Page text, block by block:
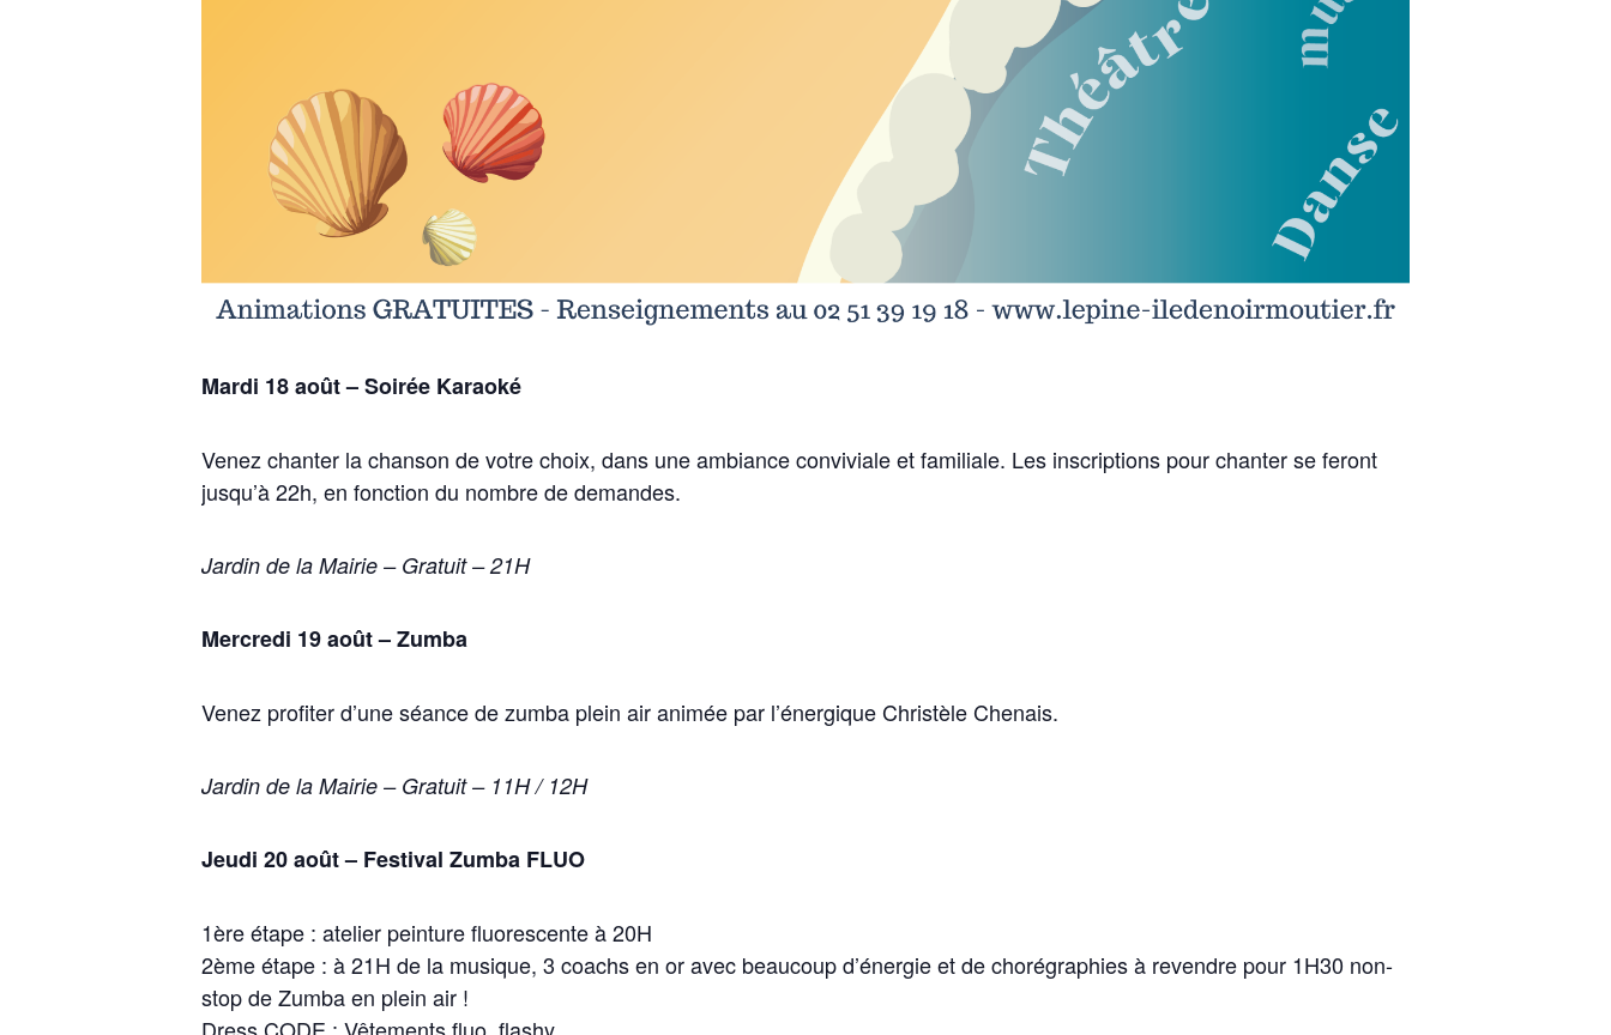
Mardi 18 août – Soirée Karaoké
Venez chanter la chanson de votre choix, dans une ambiance conviviale et familiale. Les inscriptions pour chanter se feront
jusqu’à 22h, en fonction du nombre de demandes.
Jardin de la Mairie – Gratuit – 21H
Mercredi 19 août – Zumba
Venez profiter d’une séance de zumba plein air animée par l’énergique Christèle Chenais.
Jardin de la Mairie – Gratuit – 11H / 12H
Jeudi 20 août – Festival Zumba FLUO
1ère étape : atelier peinture fluorescente à 20H
2ème étape : à 21H de la musique, 3 coachs en or avec beaucoup d’énergie et de chorégraphies à revendre pour 1H30 non-
stop de Zumba en plein air !